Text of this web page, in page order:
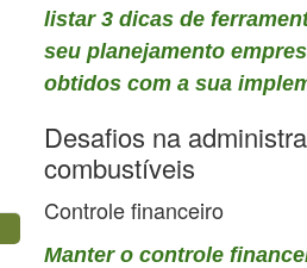
listar 3 dicas de
seu planejamento
obtidos com a sua
Desafios na
combustíveis
Controle financeiro
Manter o controle